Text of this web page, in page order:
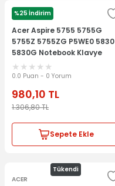
%25 İndirim
ACER
Acer Aspire 5755 5755G
5755Z 5755ZG P5WE0 5830
5830G Notebook Klavye
Laptop Tuş Takımı
0.0 Puan - 0 Yorum
980,10 TL
1.306,80TL
Sepete Ekle
Tükendi
ACER